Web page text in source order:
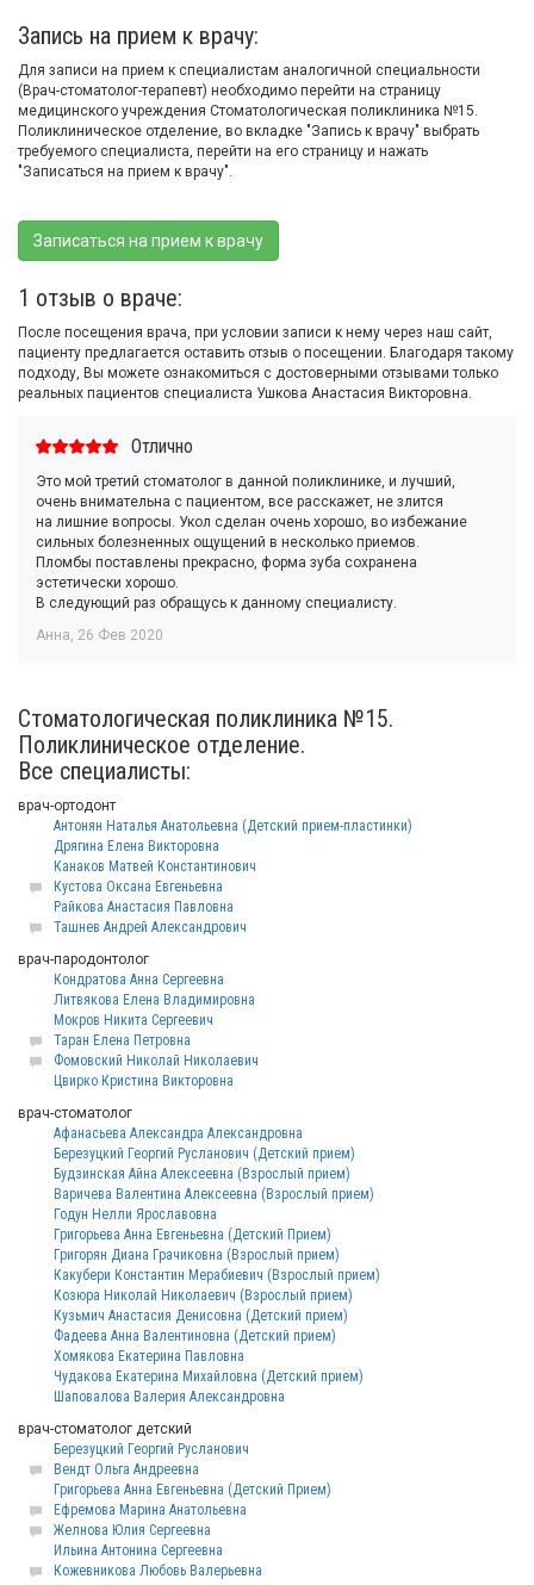
Запись на прием к врачу:
Для записи на прием к специалистам аналогичной специальности
(Врач-стоматолог-терапевт) необходимо перейти на страницу
медицинского учреждения Стоматологическая поликлиника №15.
Поликлиническое отделение, во вкладке "Запись к врачу" выбрать
требуемого специалиста, перейти на его страницу и нажать
"Записаться на прием к врачу".
Записаться на прием к врачу
1 отзыв о враче:
После посещения врача, при условии записи к нему через наш сайт,
пациенту предлагается оставить отзыв о посещении. Благодаря такому
подходу, Вы можете ознакомиться с достоверными отзывами только
реальных пациентов специалиста Ушкова Анастасия Викторовна.
Отлично
Это мой третий стоматолог в данной поликлинике, и лучший,
очень внимательна с пациентом, все расскажет, не злится
на лишние вопросы. Укол сделан очень хорошо, во избежание
сильных болезненных ощущений в несколько приемов.
Пломбы поставлены прекрасно, форма зуба сохранена
эстетически хорошо.
В следующий раз обращусь к данному специалисту.
Анна, 26 Фев 2020
Стоматологическая поликлиника №15.
Поликлиническое отделение.
Все специалисты:
врач-ортодонт
Антонян Наталья Анатольевна (Детский прием-пластинки)
Дрягина Елена Викторовна
Канаков Матвей Константинович
Кустова Оксана Евгеньевна
Райкова Анастасия Павловна
Ташнев Андрей Александрович
врач-пародонтолог
Кондратова Анна Сергеевна
Литвякова Елена Владимировна
Мокров Никита Сергеевич
Таран Елена Петровна
Фомовский Николай Николаевич
Цвирко Кристина Викторовна
врач-стоматолог
Афанасьева Александра Александровна
Березуцкий Георгий Русланович (Детский прием)
Будзинская Айна Алексеевна (Взрослый прием)
Варичева Валентина Алексеевна (Взрослый прием)
Годун Нелли Ярославовна
Григорьева Анна Евгеньевна (Детский Прием)
Григорян Диана Грачиковна (Взрослый прием)
Какубери Константин Мерабиевич (Взрослый прием)
Козюра Николай Николаевич (Взрослый прием)
Кузьмич Анастасия Денисовна (Детский прием)
Фадеева Анна Валентиновна (Детский прием)
Хомякова Екатерина Павловна
Чудакова Екатерина Михайловна (Детский прием)
Шаповалова Валерия Александровна
врач-стоматолог детский
Березуцкий Георгий Русланович
Вендт Ольга Андреевна
Григорьева Анна Евгеньевна (Детский Прием)
Ефремова Марина Анатольевна
Желнова Юлия Сергеевна
Ильина Антонина Сергеевна
Кожевникова Любовь Валерьевна